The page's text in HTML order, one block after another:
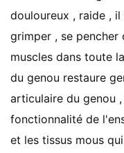
douloureux , raide ,
grimper , se pencher
muscles dans toute
du genou restaure
articulaire du genou
fonctionnalité de
et les tissus mous